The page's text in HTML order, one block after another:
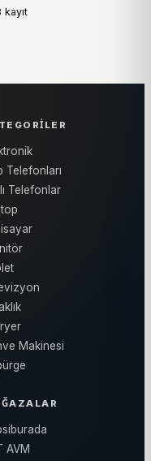
kayıt
Telefonları
Telefonlar
Makinesi
AVM